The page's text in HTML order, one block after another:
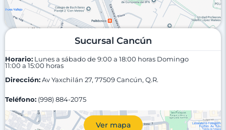
Sucursal Cancún
Horario: Lunes a sábado de 9:00 a 18:00 horas Domingo
11:00 a 15:00 horas
Dirección:Av Yaxchilán 27, 77509 Cancún, Q.R.
Teléfono: (998) 884-2075
Ver mapa